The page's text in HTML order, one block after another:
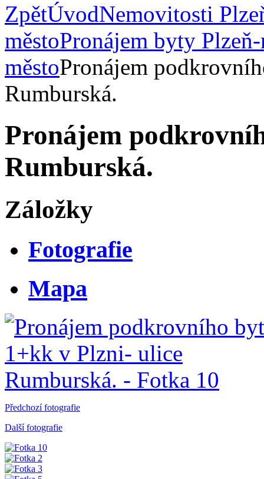
ZpětÚvodNemovitosti
městoPronájem byty
městoPronájem
Rumburská.
Pronájem
Rumburská.
Záložky
Fotografie
Mapa
Předchozí fotografie
Další fotografie